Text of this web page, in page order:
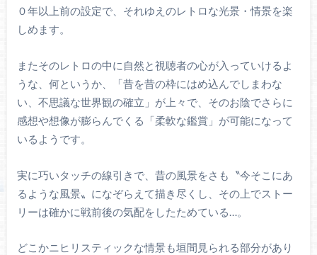
０年以上前の設定で、それゆえのレトロな光景・情景を楽
しめます。
またそのレトロの中に自然と視聴者の心が入っていけるよ
うな、何というか、「昔を昔の枠にはめ込んでしまわな
い、不思議な世界観の確立」が上々で、そのお陰でさらに
感想や想像が膨らんでくる「柔軟な鑑賞」が可能になって
いるようです。
実に巧いタッチの線引きで、昔の風景をさも〝今そこにあ
るような風景〟になぞらえて描き尽くし、その上でストー
リーは確かに戦前後の気配をしたためている…。
どこかニヒリスティックな情景も垣間見られる部分があり